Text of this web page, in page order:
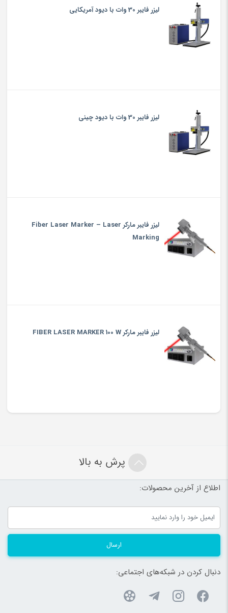
لیزر فایبر 30 وات با دیود آمریکایی
لیزر فایبر 30 وات با دیود چینی
لیزر فایبر مارکر Fiber Laser Marker – Laser
Marking
لیزر فایبر مارکر FIBER LASER MARKER 100 W
پرش به بالا
اطلاع از آخرین محصولات:
ارسال
دنبال کردن در شبکه‌های اجتماعی: